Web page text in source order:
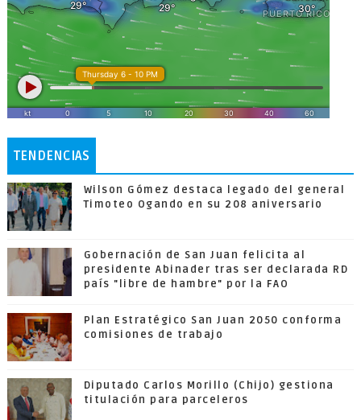
TENDENCIAS
Wilson Gómez destaca legado del general
Timoteo Ogando en su 208 aniversario
Gobernación de San Juan felicita al
presidente Abinader tras ser declarada RD
país "libre de hambre" por la FAO
Plan Estratégico San Juan 2050 conforma
comisiones de trabajo
Diputado Carlos Morillo (Chijo) gestiona
titulación para parceleros